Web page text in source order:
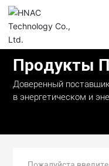
Продукты
Доверенный
в энергетическом и